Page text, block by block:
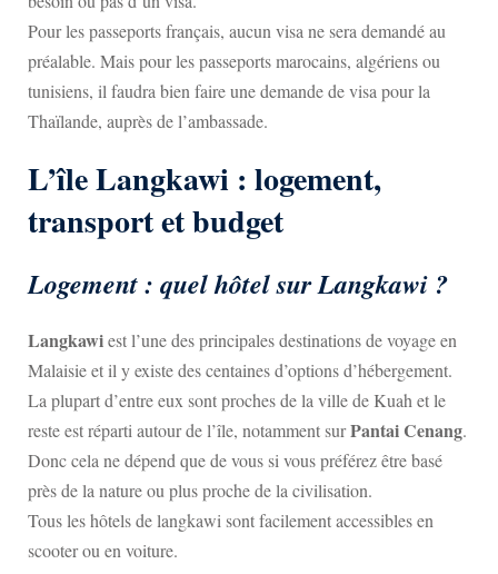
Pour les passeports français, aucun visa ne sera demandé au
préalable. Mais pour les passeports marocains, algériens ou
tunisiens, il faudra bien faire une demande de visa pour la
Thaïlande, auprès de l’ambassade.
L’île Langkawi : logement,
transport et budget
Logement : quel hôtel sur Langkawi ?
Langkawiest l’une des principales destinations de voyage en
Malaisie et il y existe des centaines d’options d’hébergement.
La plupart d’entre eux sont proches de la ville de Kuah et le
reste est réparti autour de l’île, notamment surPantai Cenang.
Donc cela ne dépend que de vous si vous préférez être basé
près de la nature ou plus proche de la civilisation.
Tous les hôtels de langkawi sont facilement accessibles en
scooter ou en voiture.